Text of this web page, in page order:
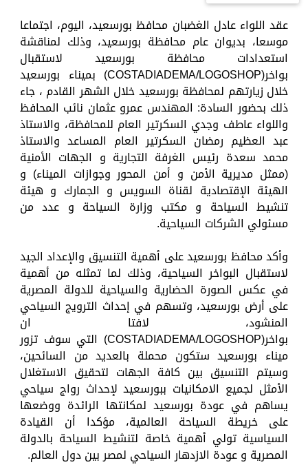
عقد اللواء عادل الغضبان محافظ بورسعيد، اليوم، اجتماعا
موسعا، بديوان عام محافظة بورسعيد، وذلك لمناقشة
استعدادات محافظة بورسعيد لاستقبال
بواخر(COSTADIADEMA/LOGOSHOP) بميناء بورسعيد
خلال زيارتهم لمحافظة بورسعيد خلال الشهر القادم ، جاء
ذلك بحضور السادة: المهندس عمرو عثمان نائب المحافظ
واللواء عاطف وجدي السكرتير العام للمحافظة، والاستاذ
عبد العظيم رمضان السكرتير العام المساعد والاستاذ
محمد سعدة رئيس الغرفة التجارية و الجهات الأمنية
(ممثل مديرية الأمن و أمن المحور وجوازات الميناء) و
الهيئة الإقتصادية لقناة السويس و الجمارك و هيئة
تنشيط السياحة و مكتب وزارة السياحة و عدد من
مسئولي الشركات السياحية.
وأكد محافظ بورسعيد على أهمية التنسيق والإعداد الجيد
لاستقبال البواخر السياحية، وذلك لما تمثله من أهمية
في عكس الصورة الحضارية والسياحية للدولة المصرية
على أرض بورسعيد، وتسهم في إحداث الترويج السياحي
المنشود، لافتا ان
بواخر(COSTADIADEMA/LOGOSHOP) التي سوف تزور
ميناء بورسعيد ستكون محملة بالعديد من السائحين،
وسيتم التنسيق بين كافة الجهات لتحقيق الاستغلال
الأمثل لجميع الامكانيات ببورسعيد لإحداث رواج سياحي
يساهم في عودة بورسعيد لمكانتها الرائدة ووضعها
على خريطة السياحة العالمية، مؤكدا أن القيادة
السياسية تولي أهمية خاصة لتنشيط السياحة بالدولة
المصرية و عودة الازدهار السياحي لمصر بين دول العالم.